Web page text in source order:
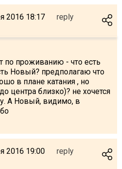
2016 18:17 reply
по проживанию - что есть
Новый? предполагаю что
в плане катания , но
центра близко)? не хочется
А Новый, видимо, в
2016 19:00 reply